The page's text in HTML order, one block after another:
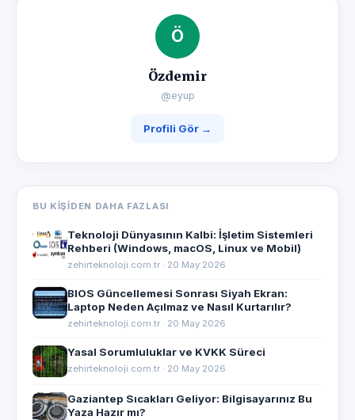
Ö
Özdemir
@eyup
Profili Gör →
BU KIŞIDEN DAHA FAZLASI
Teknoloji Dünyasının Kalbi: İşletim Sistemleri
Rehberi (Windows, macOS, Linux ve Mobil)
zehirteknoloji.com.tr · 20 May 2026
BIOS Güncellemesi Sonrası Siyah Ekran:
Laptop Neden Açılmaz ve Nasıl Kurtarılır?
zehirteknoloji.com.tr · 20 May 2026
Yasal Sorumluluklar ve KVKK Süreci
zehirteknoloji.com.tr · 20 May 2026
Gaziantep Sıcakları Geliyor: Bilgisayarınız Bu
Yaza Hazır mı?